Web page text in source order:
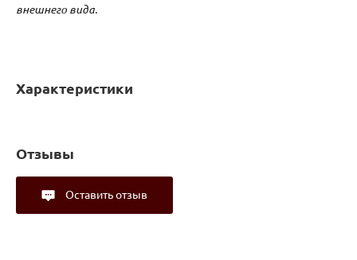
внешнего вида.
Характеристики
Отзывы
Оставить отзыв